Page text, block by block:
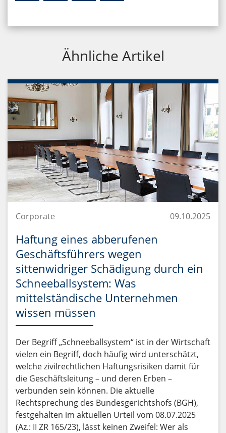
Ähnliche Artikel
Corporate 09.10.2025
Haftung eines abberufenen
Geschäftsführers wegen
sittenwidriger Schädigung durch ein
Schneeballsystem: Was
mittelständische Unternehmen
wissen müssen
Der Begriff „Schneeballsystem“ ist in der Wirtschaft
vielen ein Begriff, doch häufig wird unterschätzt,
welche zivilrechtlichen Haftungsrisiken damit für
die Geschäftsleitung – und deren Erben –
verbunden sein können. Die aktuelle
Rechtsprechung des Bundesgerichtshofs (BGH),
festgehalten im aktuellen Urteil vom 08.07.2025
(Az.: II ZR 165/23), lässt keinen Zweifel: Wer als